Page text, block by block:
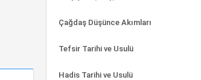
Çağdaş Düşünce Akımları
Tefsir Tarihi ve Usulü
Hadis Tarihi ve Usulü